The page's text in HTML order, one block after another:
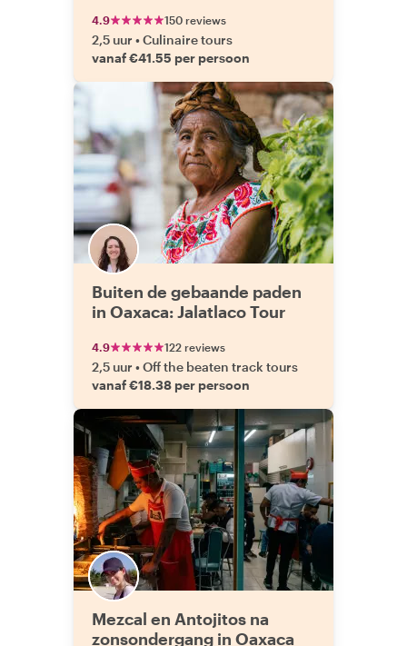
4.9 150 reviews
2,5 uur •Culinaire tours
vanaf €41.55 per persoon
Buiten de gebaande paden
in Oaxaca: Jalatlaco Tour
4.9 122 reviews
2,5 uur •Off the beaten track tours
vanaf €18.38 per persoon
Mezcal en Antojitos na
zonsondergang in Oaxaca